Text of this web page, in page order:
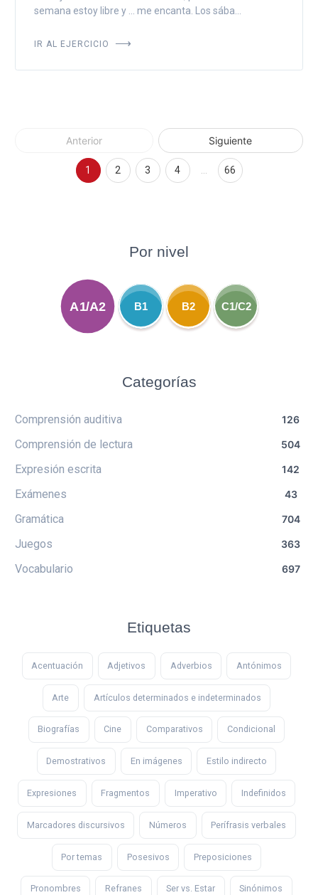
semana estoy libre y ... me encanta. Los sába...
IR AL EJERCICIO
Anterior Siguiente
1 2 3 4 66
Por nivel
A1/A2 B1 B2 C1/C2
Categorías
Comprensión auditiva 126
Comprensión de lectura 504
Expresión escrita 142
Exámenes 43
Gramática 704
Juegos 363
Vocabulario 697
Etiquetas
Acentuación Adjetivos Adverbios Antónimos
Arte Artículos determinados e indeterminados
Biografías Cine Comparativos Condicional
Demostrativos En imágenes Estilo indirecto
Expresiones Fragmentos Imperativo Indefinidos
Marcadores discursivos Números Perífrasis verbales
Por temas Posesivos Preposiciones
Pronombres Refranes Ser vs. Estar Sinónimos